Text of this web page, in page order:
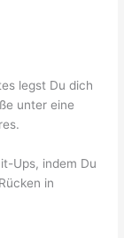
legst Du dich
unter eine
Ups, indem Du
in